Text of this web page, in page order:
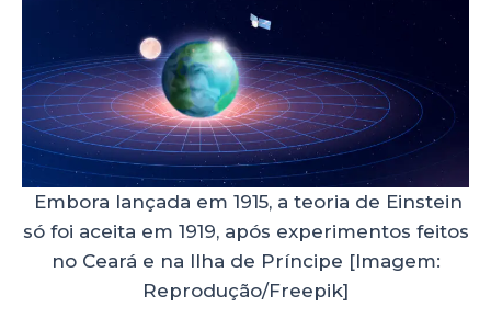
Embora lançada em 1915, a teoria de Einstein
só foi aceita em 1919, após experimentos feitos
no Ceará e na Ilha de Príncipe [Imagem:
Reprodução/Freepik]